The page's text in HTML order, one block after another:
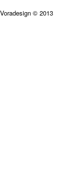
Voradesign © 2013